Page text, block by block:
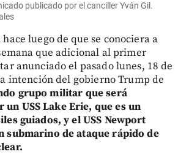
publicado por el canciller Yván Gil.
luego de que se conociera a
que adicional al primer
anunciado el pasado lunes, 18 de
intención del gobierno Trump de
grupo militar que será
USS Lake Erie, que es un
guiados, y el USS Newport
submarino de ataque rápido de